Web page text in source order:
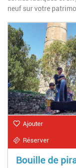
neuf sur votre
Ajouter
Réserver
Bouille de